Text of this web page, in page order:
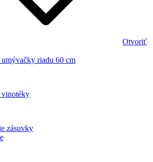
Otvoriť
umývačky riadu 60 cm
vinotéky
zásuvky